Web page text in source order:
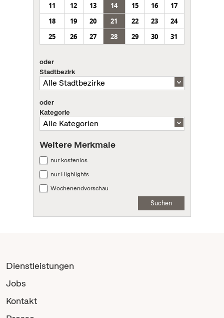
11
12 13 14 15 16
17
18
19 20 21 22 23
24
25
26 27 28 29 30 31
oder
Stadtbezirk
oder
Kategorie
Weitere Merkmale
nur kostenlos
nur Highlights
Wochenendvorschau
Suchen
Dienstleistungen
Jobs
Kontakt